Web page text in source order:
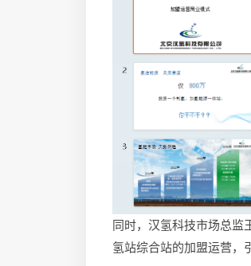
同时，汉氢科技市场总监
氢站综合站的加盟运营，